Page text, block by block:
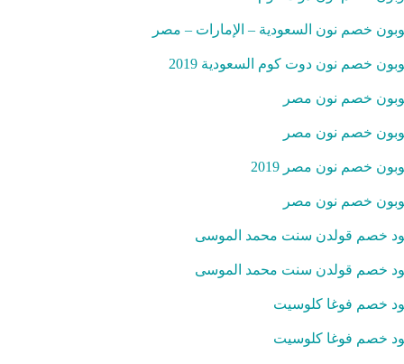
خصم نون السعودية – الإمارات – مصر
خصم نون دوت كوم السعودية 2019
خصم نون مصر
خصم نون مصر
خصم نون مصر 2019
خصم نون مصر
خصم قولدن سنت محمد الموسى
خصم قولدن سنت محمد الموسى
خصم فوغا كلوسيت
خصم فوغا كلوسيت